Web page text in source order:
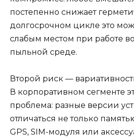
постепенно снижает
долгосрочном цикле это
слабым местом при работе
пыльной среде.
Второй риск —
В корпоративном сегменте
проблема: разные версии
отличаться не только
GPS, SIM-модуля или